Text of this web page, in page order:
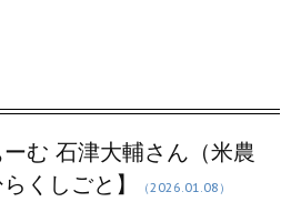
む 石津大輔さん（米農
くしごと】
（2026.01.08）